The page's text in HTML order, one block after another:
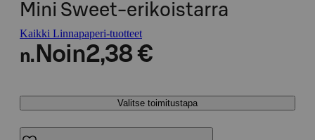
Mini Sweet-erikoistarra
Kaikki Linnapaperi-tuotteet
n. Noin2,38 €
Valitse toimitustapa